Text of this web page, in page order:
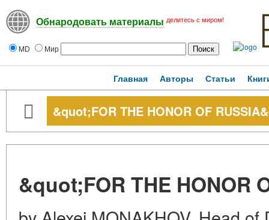
Обнародовать материалы делитесь с миром!
MD Мир
Главная Авторы Статьи
&quot;FOR THE HONOR OF
&quot;FOR THE HONOR